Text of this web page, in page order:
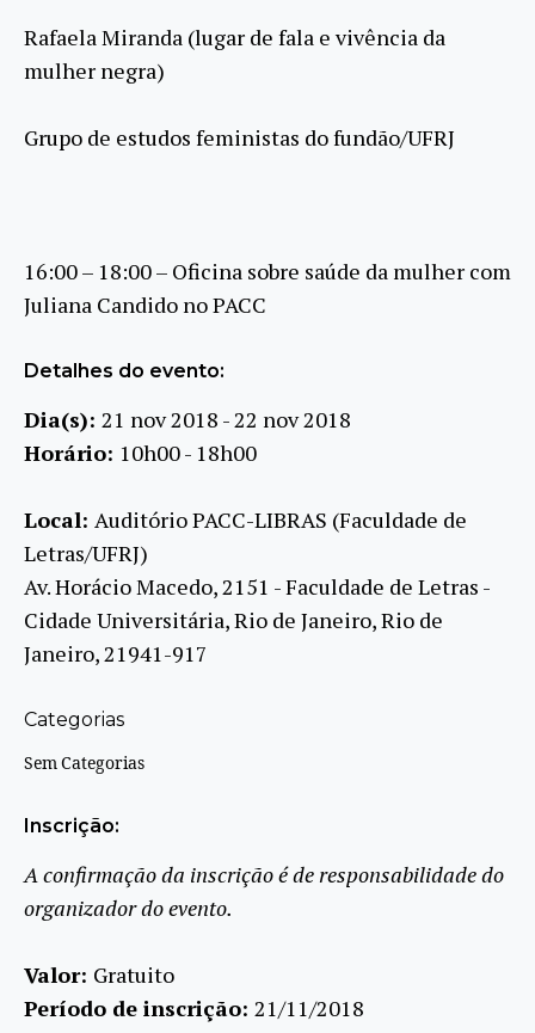
Rafaela Miranda (lugar de fala e vivência da
mulher negra)
Grupo de estudos feministas do fundão/UFRJ
16:00 – 18:00 – Oficina sobre saúde da mulher com
Juliana Candido no PACC
Detalhes do evento:
Dia(s): 21 nov 2018 - 22 nov 2018
Horário: 10h00 - 18h00
Local: Auditório PACC-LIBRAS (Faculdade de
Letras/UFRJ)
Av. Horácio Macedo, 2151 - Faculdade de Letras -
Cidade Universitária, Rio de Janeiro, Rio de
Janeiro, 21941-917
Categorias
Sem Categorias
Inscrição:
A confirmação da inscrição é de responsabilidade do
organizador do evento.
Valor: Gratuito
Período de inscrição: 21/11/2018